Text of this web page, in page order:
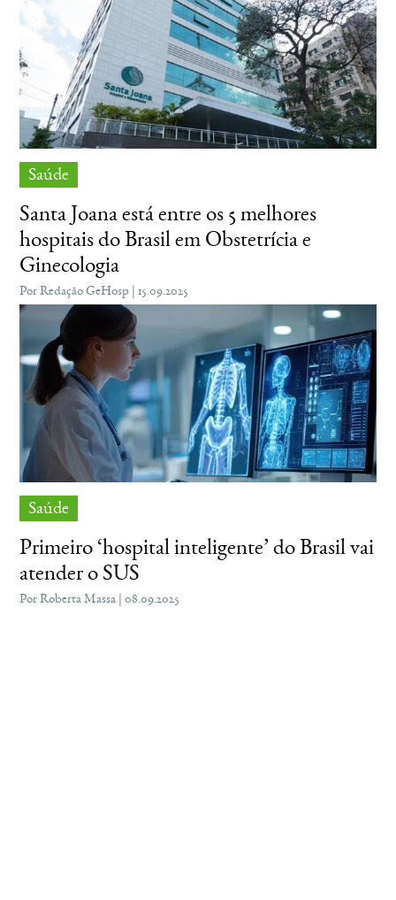
Saúde
Santa Joana está entre os 5 melhores
hospitais do Brasil em Obstetrícia e
Ginecologia
Por Redação GeHosp | 15.09.2025
Saúde
Primeiro ‘hospital inteligente’ do Brasil vai
atender o SUS
Por Roberta Massa | 08.09.2025